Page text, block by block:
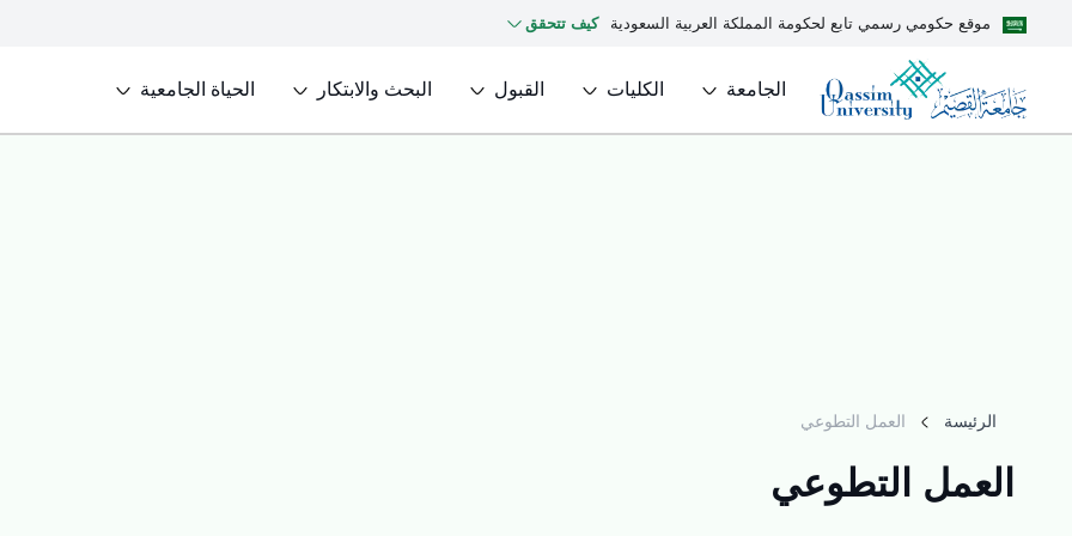
موقع حكومي رسمي تابع لحكومة المملكة العربية السعودية كيف تتحقق
الجامعة الكليات القبول البحث والابتكار الحياة الجامعية
الرئيسة العمل التطوعي
العمل التطوعي